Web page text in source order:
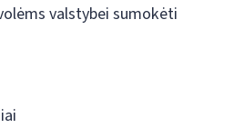
valstybei sumokėti